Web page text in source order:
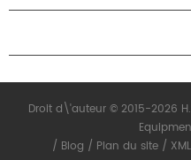
Droit d\'auteur © 2015-2026
/ Blog / Plan du site / XML